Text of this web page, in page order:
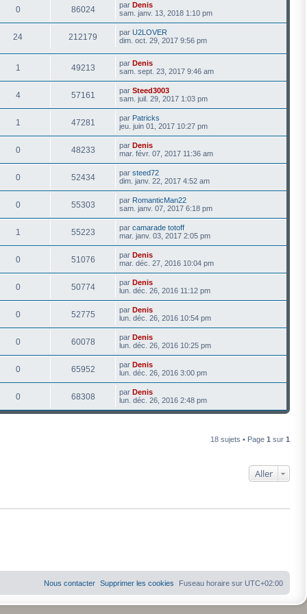
0 86024 par Denis
sam. janv. 13, 2018 1:10 pm
24 212179 par U2LOVER
dim. oct. 29, 2017 9:56 pm
1 49213 par Denis
sam. sept. 23, 2017 9:46 am
4 57161 par Steed3003
sam. juil. 29, 2017 1:03 pm
1 47281 par Patricks
jeu. juin 01, 2017 10:27 pm
0 48233 par Denis
mar. févr. 07, 2017 11:36 am
0 52434 par steed72
dim. janv. 22, 2017 4:52 am
0 55303 par RomanticMan22
sam. janv. 07, 2017 6:18 pm
1 55223 par camarade totoff
mar. janv. 03, 2017 2:05 pm
0 51076 par Denis
mar. déc. 27, 2016 10:04 pm
0 50774 par Denis
lun. déc. 26, 2016 11:12 pm
0 52775 par Denis
lun. déc. 26, 2016 10:54 pm
0 60078 par Denis
lun. déc. 26, 2016 10:25 pm
0 65952 par Denis
lun. déc. 26, 2016 3:00 pm
0 68308 par Denis
lun. déc. 26, 2016 2:48 pm
18 sujets • Page 1 sur 1
Aller
Fuseau horaire sur UTC+02:00
Supprimer les cookies
Nous contacter